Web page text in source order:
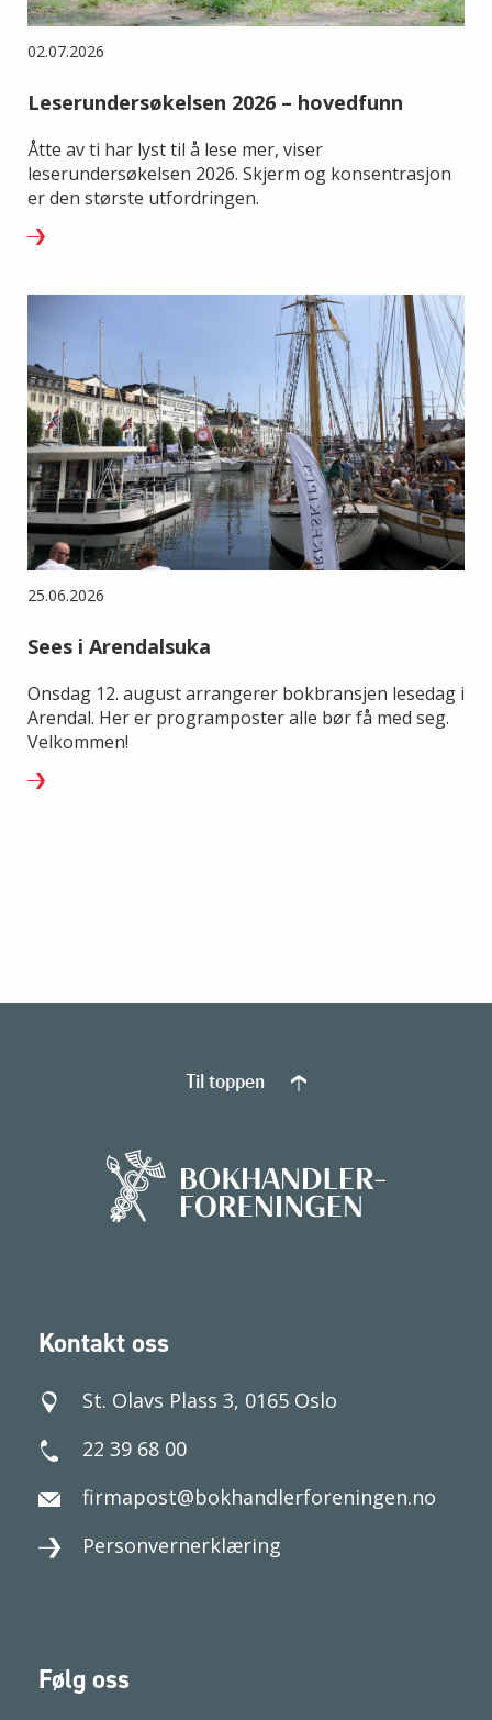
02.07.2026
Leserundersøkelsen 2026 – hovedfunn
Åtte av ti har lyst til å lese mer, viser
leserundersøkelsen 2026. Skjerm og konsentrasjon
er den største utfordringen.
25.06.2026
Sees i Arendalsuka
Onsdag 12. august arrangerer bokbransjen lesedag i
Arendal. Her er programposter alle bør få med seg.
Velkommen!
Kontakt oss
St. Olavs Plass 3, 0165 Oslo
22 39 68 00
firmapost@bokhandlerforeningen.no
Personvernerklæring
Følg oss
Til toppen